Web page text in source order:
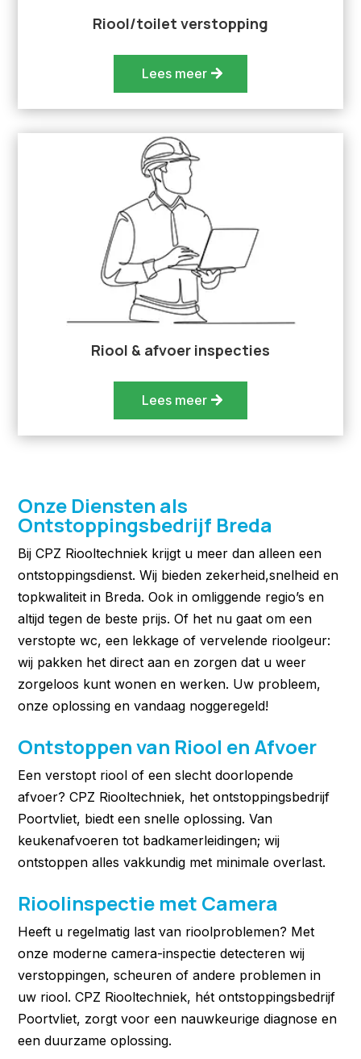
Riool/toilet verstopping
Lees meer
Riool & afvoer inspecties
Lees meer
Onze Diensten als
Ontstoppingsbedrijf Breda
Bij CPZ Riooltechniek krijgt u meer dan alleen een
ontstoppingsdienst. Wij bieden zekerheid,snelheid en
topkwaliteit in Breda. Ook in omliggende regio’s en
altijd tegen de beste prijs. Of het nu gaat om een
verstopte wc, een lekkage of vervelende rioolgeur:
wij pakken het direct aan en zorgen dat u weer
zorgeloos kunt wonen en werken. Uw probleem,
onze oplossing en vandaag noggeregeld!
Ontstoppen van Riool en Afvoer
Een verstopt riool of een slecht doorlopende
afvoer? CPZ Riooltechniek, het ontstoppingsbedrijf
Poortvliet, biedt een snelle oplossing. Van
keukenafvoeren tot badkamerleidingen; wij
ontstoppen alles vakkundig met minimale overlast.
Rioolinspectie met Camera
Heeft u regelmatig last van rioolproblemen? Met
onze moderne camera-inspectie detecteren wij
verstoppingen, scheuren of andere problemen in
uw riool. CPZ Riooltechniek, hét ontstoppingsbedrijf
Poortvliet, zorgt voor een nauwkeurige diagnose en
een duurzame oplossing.